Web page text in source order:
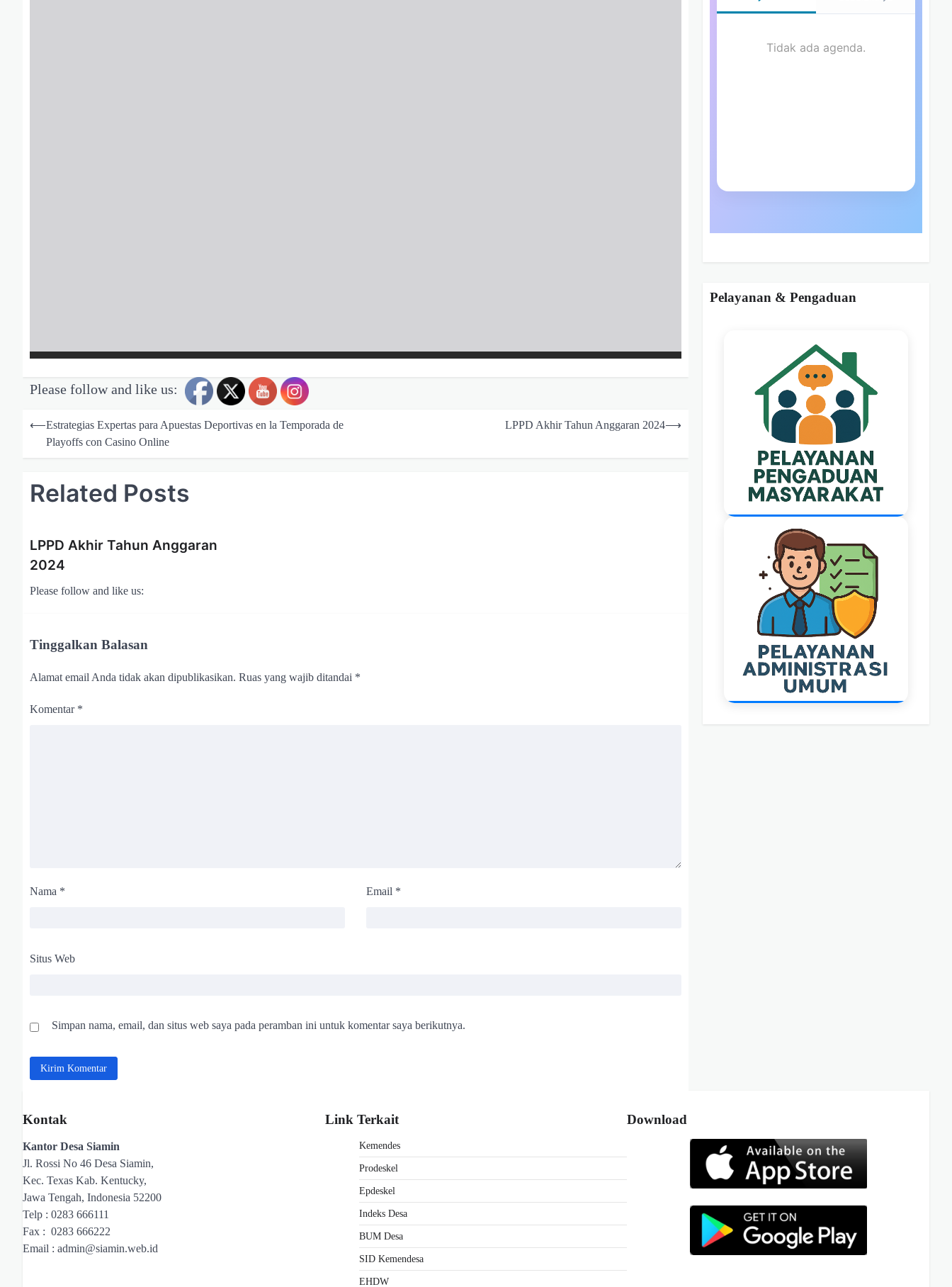
Please follow and like us:
⟵Estrategias Expertas para Apuestas Deportivas en la Temporada de
Playoffs con Casino Online
LPPD Akhir Tahun Anggaran 2024⟶
Related Posts
LPPD Akhir Tahun Anggaran
2024
Please follow and like us:
Tinggalkan Balasan
Alamat email Anda tidak akan dipublikasikan. Ruas yang wajib ditandai *
Komentar *
Nama * Email *
Situs Web
Simpan nama, email, dan situs web saya pada peramban ini untuk komentar saya berikutnya.
Pelayanan & Pengaduan
Kontak
Kantor Desa Siamin
Jl. Rossi No 46 Desa Siamin,
Kec. Texas Kab. Kentucky,
Jawa Tengah, Indonesia 52200
Telp : 0283 666111
Fax : 0283 666222
Email : admin@siamin.web.id
Link Terkait
Kemendes
Prodeskel
Epdeskel
Indeks Desa
BUM Desa
SID Kemendesa
EHDW
Download